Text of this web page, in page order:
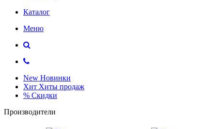
Каталог
Меню
New Новинки
Хит Хиты продаж
% Скидки
Производители